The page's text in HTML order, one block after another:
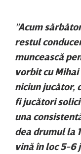
”Acum
restul
muncească
vorbit cu Mihai
niciun jucător,
fi jucători
una
dea drumul la
vină în loc 5-6